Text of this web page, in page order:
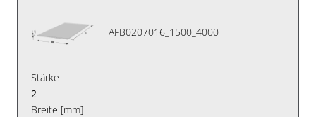
AFB0207016_1500_4000
Stärke
2
Breite [mm]